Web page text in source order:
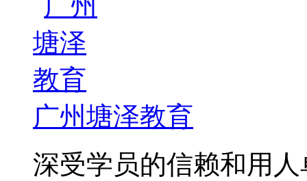
广州塘泽教育
深受学员的信赖和用